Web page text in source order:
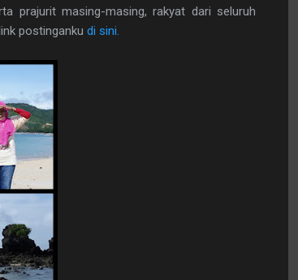
prajurit masing-masing, rakyat dari seluruh
postinganku di sini.